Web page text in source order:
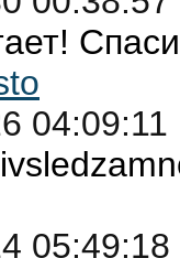
04:09:11
05:49:18